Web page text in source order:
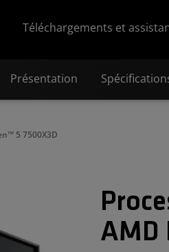
Téléchargements et
Présentation
5 7500X3D
AMD